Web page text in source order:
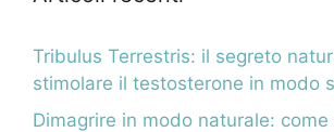
Tribulus Terrestris: il segreto
stimolare il testosterone in modo
Dimagrire in modo naturale: